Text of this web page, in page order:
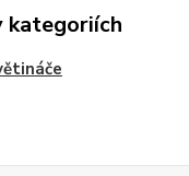
kategoriích